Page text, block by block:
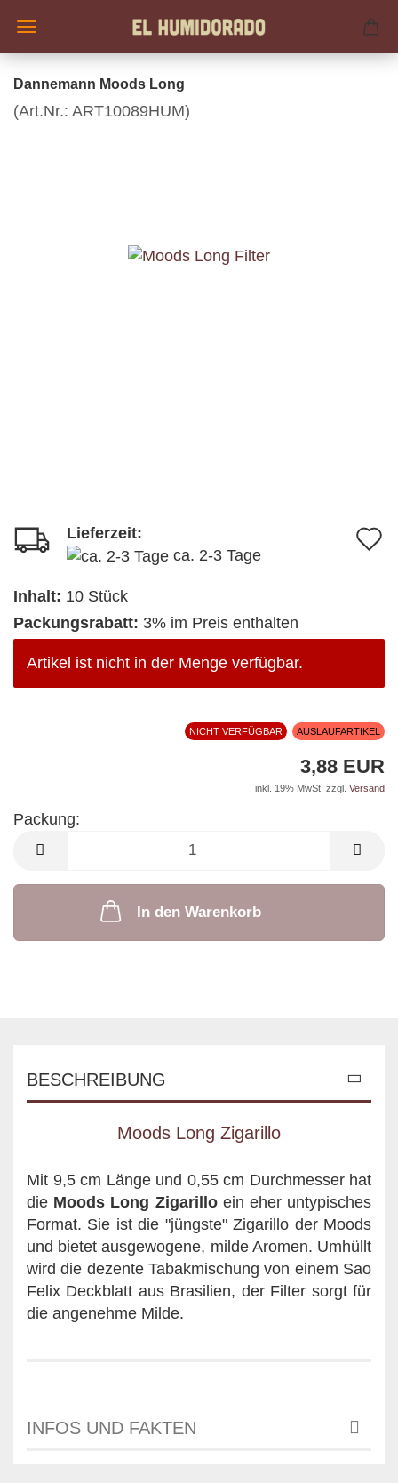
Dannemann Moods Long
(Art.Nr.: ART10089HUM)
Lieferzeit:
ca. 2-3 Tage
Inhalt: 10 Stück
Packungsrabatt: 3% im Preis enthalten
Artikel ist nicht in der Menge verfügbar.
NICHT VERFÜGBAR AUSLAUFARTIKEL
3,88 EUR
inkl. 19% MwSt. zzgl. Versand
Packung:
Packung
In den Warenkorb
BESCHREIBUNG
Moods Long Zigarillo
Mit 9,5 cm Länge und 0,55 cm Durchmesser hat
die Moods Long Zigarilloein eher untypisches
Format. Sie ist die "jüngste" Zigarillo der Moods
und bietet ausgewogene, milde Aromen. Umhüllt
wird die dezente Tabakmischung von einem Sao
Felix Deckblatt aus Brasilien, der Filter sorgt für
die angenehme Milde.
INFOS UND FAKTEN